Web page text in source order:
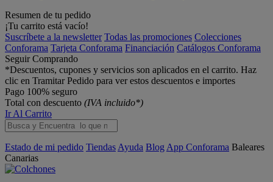
Resumen de tu pedido
¡Tu carrito está vacío!
Suscríbete a la newsletter Todas las promociones Colecciones
Conforama Tarjeta Conforama Financiación Catálogos Conforama
Seguir Comprando
*Descuentos, cupones y servicios son aplicados en el carrito. Haz
clic en Tramitar Pedido para ver estos descuentos e importes
Pago 100% seguro
Total con descuento (IVA incluido*)
Ir Al Carrito
Estado de mi pedido Tiendas Ayuda Blog App Conforama Baleares
Canarias